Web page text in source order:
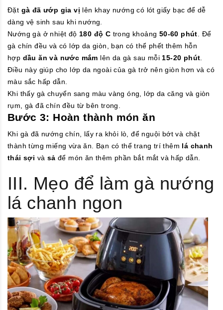
Đặt gà đã ướp gia vị lên khay nướng có lót giấy bạc để dễ
dàng vệ sinh sau khi nướng.
Nướng gà ở nhiệt độ 180 độ C trong khoảng 50-60 phút. Để
gà chín đều và có lớp da giòn, bạn có thể phết thêm hỗn
hợp dầu ăn và nước mắm lên da gà sau mỗi15-20 phút.
Điều này giúp cho lớp da ngoài của gà trở nên giòn hơn và có
màu sắc hấp dẫn.
Khi thấy gà chuyển sang màu vàng óng, lớp da căng và giòn
rụm, gà đã chín đều từ bên trong.
Bước 3: Hoàn thành món ăn
Khi gà đã nướng chín, lấy ra khỏi lò, để nguội bớt và chặt
thành từng miếng vừa ăn. Bạn có thể trang trí thêm lá chanh
thái sợi và sả để món ăn thêm phần bắt mắt và hấp dẫn.
III. Mẹo để làm gà nướng
lá chanh ngon